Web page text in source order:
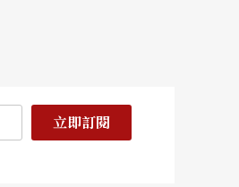
立即訂閱